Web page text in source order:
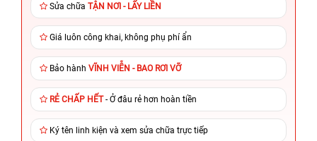
Sửa chữa TẬN NƠI - LẤY LIỀN
Giá luôn công khai, không phụ phí ẩn
Bảo hành VĨNH VIỄN - BAO RƠI VỠ
RẺ CHẤP HẾT- Ở đâu rẻ hơn hoàn tiền
Ký tên linh kiện và xem sửa chữa trực tiếp